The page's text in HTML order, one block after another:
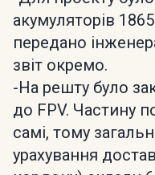
акумуляторів
передано
звіт окремо.
-На решту було
до FPV. Частину
самі, тому
урахування